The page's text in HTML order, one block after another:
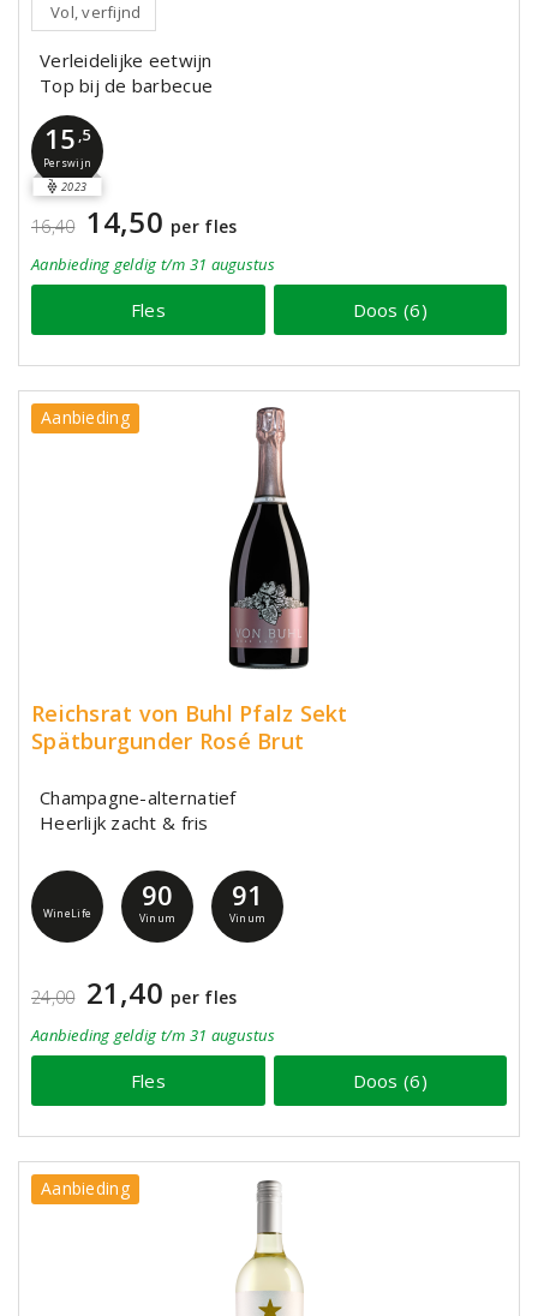
Vol, verfijnd
Verleidelijke eetwijn
Top bij de barbecue
15 ,5
Perswijn
2023
16,40 14,50 per fles
Aanbieding geldig t/m 31 augustus
Fles Doos (6)
Aanbieding
Reichsrat von Buhl Pfalz Sekt
Spätburgunder Rosé Brut
Champagne-alternatief
Heerlijk zacht & fris
WineLife
90
Vinum
91
Vinum
24,00 21,40 per fles
Aanbieding geldig t/m 31 augustus
Fles Doos (6)
Aanbieding